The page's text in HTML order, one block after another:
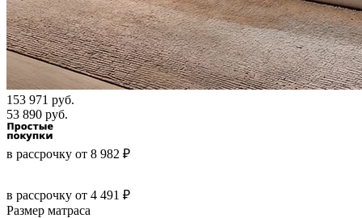
153 971 руб.
53 890 руб.
в рассрочку от 8 982 ₽
в рассрочку от 4 491 ₽
Размер матраса